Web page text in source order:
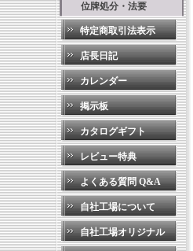
位牌処分・法要
特定商取引法表示
店長日記
カレンダー
掲示板
カタログギフト
レビュー特典
よくある質問 Q&A
自社工場について
自社工場オリジナル